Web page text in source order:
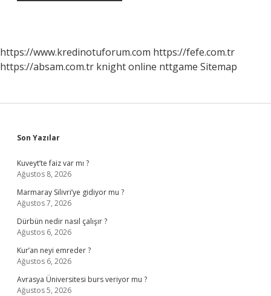
https://www.kredinotuforum.com https://fefe.com.tr
https://absam.com.tr knight online nttgame Sitemap
Sidebar
Son Yazılar
Kuveyt’te faiz var mı ?
Ağustos 8, 2026
Marmaray Silivri’ye gidiyor mu ?
Ağustos 7, 2026
Dürbün nedir nasıl çalışır ?
Ağustos 6, 2026
Kur’an neyi emreder ?
Ağustos 6, 2026
Avrasya Üniversitesi burs veriyor mu ?
Ağustos 5, 2026